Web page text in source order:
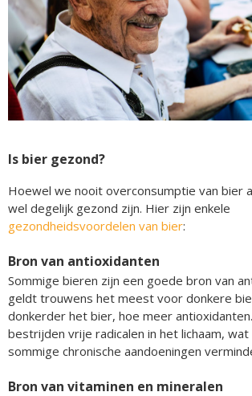
Is bier gezond?
Hoewel we nooit overconsumptie van bier
wel degelijk gezond zijn. Hier zijn enkele
gezondheidsvoordelen van bier:
Bron van antioxidanten
Sommige bieren zijn een goede bron van
geldt trouwens het meest voor donkere
donkerder het bier, hoe meer
bestrijden vrije radicalen in het lichaam,
sommige chronische aandoeningen
Bron van vitaminen en mineralen